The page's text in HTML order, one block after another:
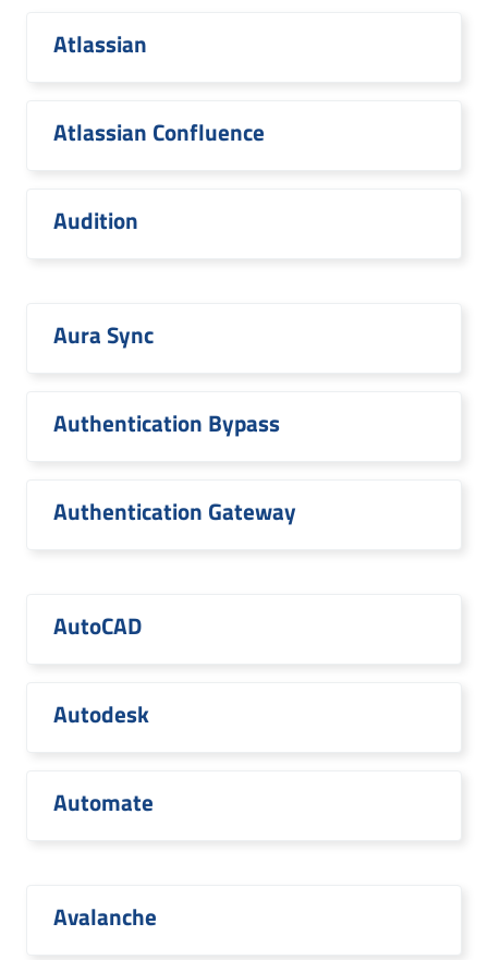
Atlassian
Atlassian Confluence
Audition
Aura Sync
Authentication Bypass
Authentication Gateway
AutoCAD
Autodesk
Automate
Avalanche